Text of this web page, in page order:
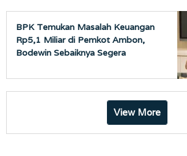
BPK Temukan Masalah Keuangan
Rp5,1 Miliar di Pemkot Ambon,
Bodewin Sebaiknya Segera
View More